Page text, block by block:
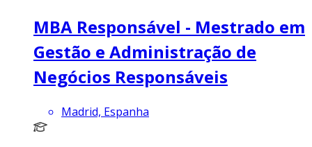
MBA Responsável - Mestrado em
Gestão e Administração de
Negócios Responsáveis
Madrid, Espanha